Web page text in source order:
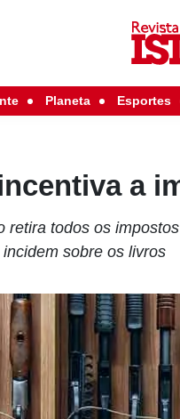
Planeta Esportes
a
retira todos os
sobre os livros